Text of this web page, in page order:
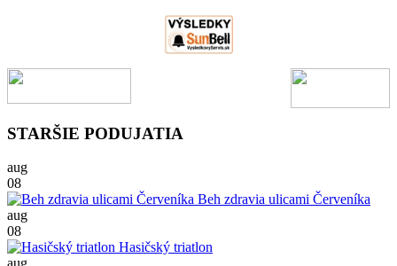
STARŠIE PODUJATIA
aug
08
Beh zdravia ulicami Červeníka
aug
08
Hasičský triatlon